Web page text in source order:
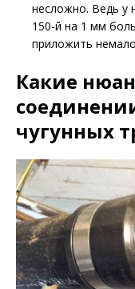
несложно. Ведь у
150-й на 1 мм
приложить
Какие
чугунных